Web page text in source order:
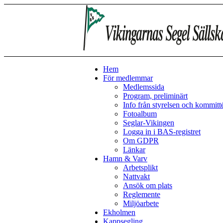
Hem
För medlemmar
Medlemssida
Program, preliminärt
Info från styrelsen och
Fotoalbum
Seglar-Vikingen
Logga in i BAS-registret
Om GDPR
Länkar
Hamn & Varv
Arbetsplikt
Nattvakt
Ansök om plats
Reglemente
Miljöarbete
Ekholmen
Kappsegling